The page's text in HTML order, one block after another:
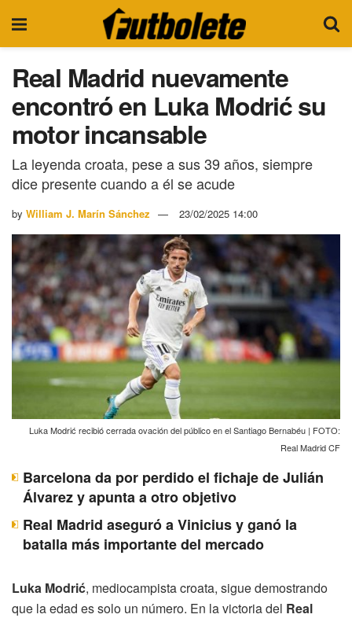
Real Madrid nuevamente
encontró en Luka Modrić su
motor incansable
La leyenda croata, pese a sus 39 años, siempre
dice presente cuando a él se acude
by William J. Marín Sánchez 23/02/2025 14:00
Luka Modrić recibió cerrada ovación del público en el Santiago Bernabéu | FOTO:
Real Madrid CF
Barcelona da por perdido el fichaje de Julián
Álvarez y apunta a otro objetivo
Real Madrid aseguró a Vinicius y ganó la
batalla más importante del mercado
Luka Modrić, mediocampista croata, sigue demostrando
que la edad es solo un número. En la victoria del Real